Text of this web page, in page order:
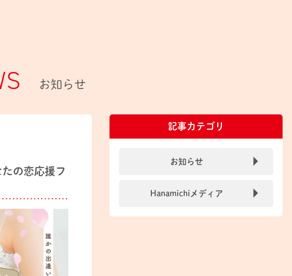
お知らせ
の恋応援フ
記事カテゴリ
お知らせ
Hanamichiメディア